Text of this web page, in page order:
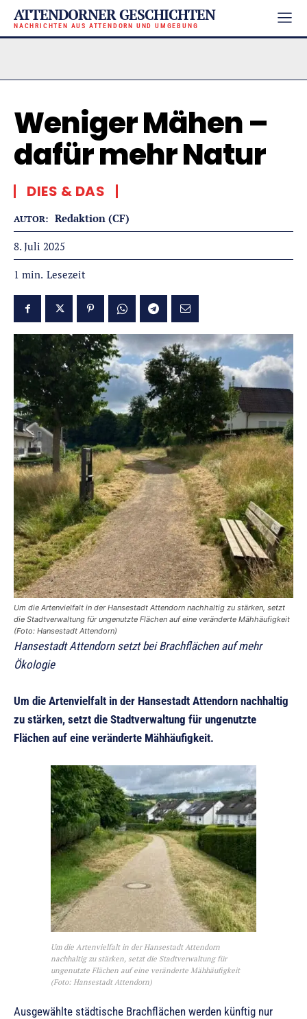
ATTENDORNER GESCHICHTEN
NACHRICHTEN AUS ATTENDORN UND UMGEBUNG
Weniger Mähen –
dafür mehr Natur
DIES & DAS
AUTOR: Redaktion (CF)
8. Juli 2025
1 min. Lesezeit
Um die Artenvielfalt in der Hansestadt Attendorn nachhaltig zu stärken, setzt
die Stadtverwaltung für ungenutzte Flächen auf eine veränderte Mähhäufigkeit
(Foto: Hansestadt Attendorn)
Hansestadt Attendorn setzt bei Brachflächen auf mehr
Ökologie
Um die Artenvielfalt in der Hansestadt Attendorn nachhaltig
zu stärken, setzt die Stadtverwaltung für ungenutzte
Flächen auf eine veränderte Mähhäufigkeit.
Um die Artenvielfalt in der Hansestadt Attendorn
nachhaltig zu stärken, setzt die Stadtverwaltung für
ungenutzte Flächen auf eine veränderte Mähhäufigkeit
(Foto: Hansestadt Attendorn)
Ausgewählte städtische Brachflächen werden künftig nur